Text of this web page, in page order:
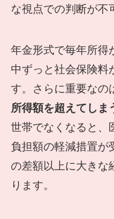
な視点での判断が不
年金形式で毎年所得
中ずっと社会保険料
す。さらに重要なの
所得額を超えてしま
世帯でなくなると、
負担額の軽減措置が
の差額以上に大きな
ります。